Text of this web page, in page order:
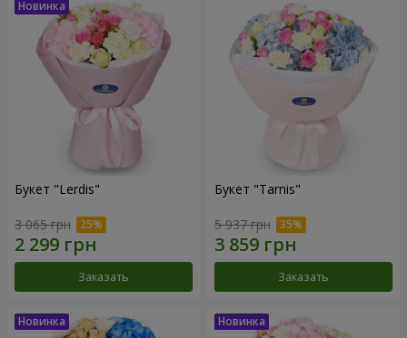
Букет "Lerdis"
3 065 грн
Заказать
Букет "Tarnis"
5 937 грн
Заказать